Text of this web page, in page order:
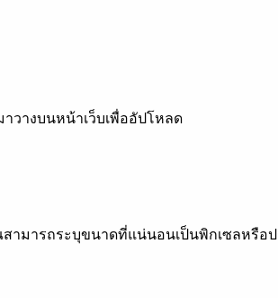
วางบนหน้าเว็บเพื่ออัปโหลด
ามารถระบุขนาดที่แน่นอนเป็นพิกเซลหรือ